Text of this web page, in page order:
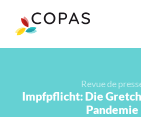
Revue de
Impfpflicht: Die
Pandemie